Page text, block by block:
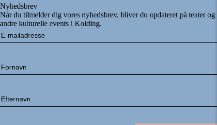
Nyhedsbrev
Når du tilmelder dig vores nyhedsbrev, bliver du opdateret på teater og
andre kulturelle events i Kolding.